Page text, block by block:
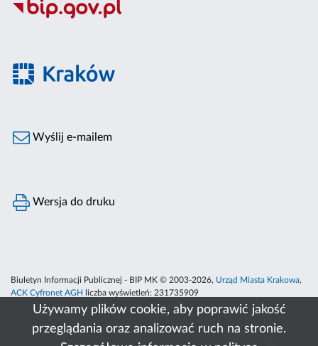
Używamy plików cookie, aby poprawić jakość
przeglądania oraz analizować ruch na stronie.
Wyślij e-mailem
Wersja do druku
Biuletyn Informacji Publicznej - BIP MK © 2003-2026, Urząd Miasta Krakowa,
ACK Cyfronet AGH
liczba wyświetleń: 231735909